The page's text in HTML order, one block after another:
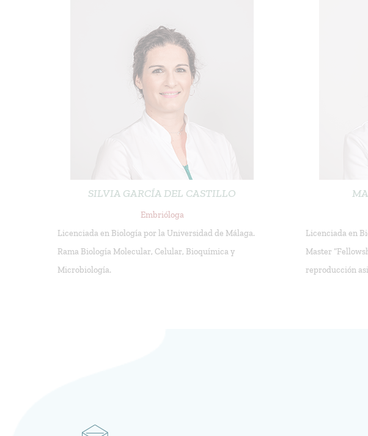
SILVIA GARCÍA DEL CASTILLO
Embrióloga
Licenciada en Biología por la Universidad de Málaga.
Rama Biología Molecular, Celular, Bioquímica y
Microbiología.
Licenciada en
Master
reproducción